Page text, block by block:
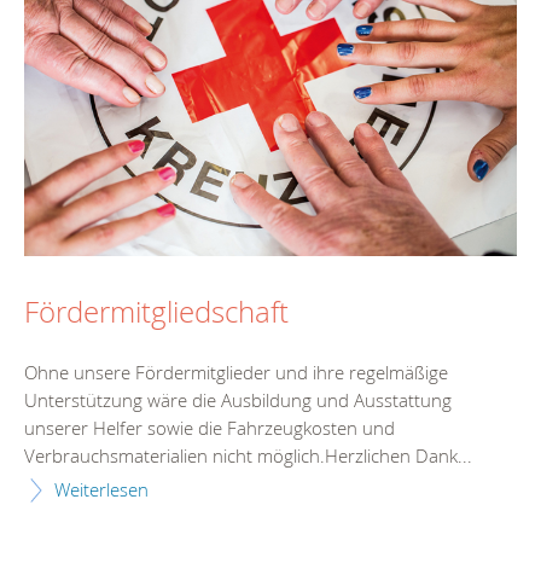
Fördermitgliedschaft
Ohne unsere Fördermitglieder und ihre regelmäßige
Unterstützung wäre die Ausbildung und Ausstattung
unserer Helfer sowie die Fahrzeugkosten und
Verbrauchsmaterialien nicht möglich.Herzlichen Dank...
Weiterlesen